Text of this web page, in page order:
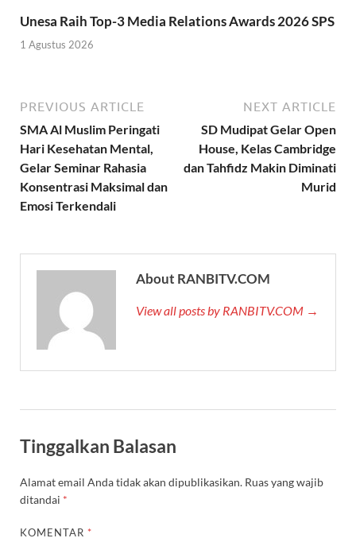
Unesa Raih Top-3 Media Relations Awards 2026 SPS
1 Agustus 2026
PREVIOUS ARTICLE
SMA Al Muslim Peringati
Hari Kesehatan Mental,
Gelar Seminar Rahasia
Konsentrasi Maksimal dan
Emosi Terkendali
NEXT ARTICLE
SD Mudipat Gelar Open
House, Kelas Cambridge
dan Tahfidz Makin Diminati
Murid
About RANBITV.COM
View all posts by RANBITV.COM →
Tinggalkan Balasan
Alamat email Anda tidak akan dipublikasikan. Ruas yang wajib
ditandai *
KOMENTAR *